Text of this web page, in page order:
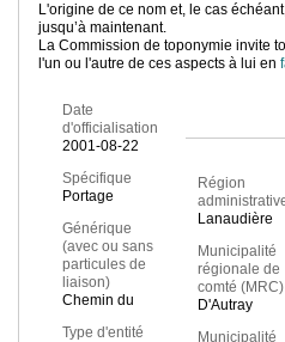
L'origine de ce nom et, le cas
jusqu’à maintenant.
La Commission de toponymie invite
l'un ou l'autre de ces aspects à lui en
Date
d'officialisation
2001-08-22
Spécifique
Portage
Générique
(avec ou sans
particules de
liaison)
Chemin du
Type d'entité
Région
Lanaudière
Municipalité
régionale de
comté (MRC)
D'Autray
Municipalité